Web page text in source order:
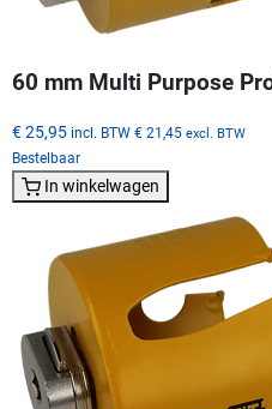
60 mm Multi Purpose
€ 25,95 incl. BTW € 21,45 excl. BTW
Bestelbaar
In winkelwagen